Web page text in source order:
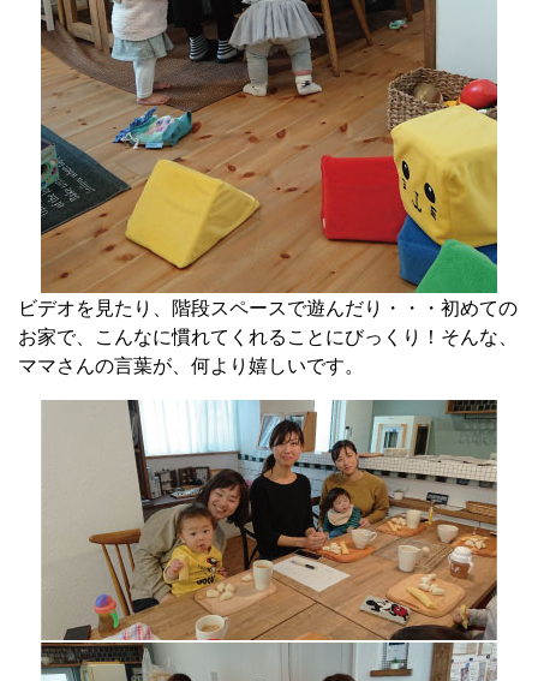
ビデオを見たり、階段スペースで遊んだり・・・初めての
お家で、こんなに慣れてくれることにびっくり！そんな、
ママさんの言葉が、何より嬉しいです。